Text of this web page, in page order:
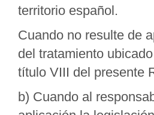
territorio español.
Cuando no resulte de
del tratamiento
título VIII del presente
b) Cuando al